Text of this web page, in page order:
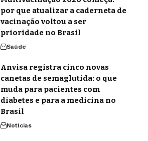
por que atualizar a caderneta de
vacinação voltou a ser
prioridade no Brasil
Saúde
Anvisa registra cinco novas
canetas de semaglutida: o que
muda para pacientes com
diabetes e para a medicina no
Brasil
Notícias